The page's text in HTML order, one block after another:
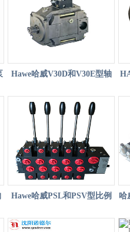
Hawe哈威V30D和V30E型轴
向变量柱塞泵
Hawe哈威PSL和PSV型比例
多路阀
哈